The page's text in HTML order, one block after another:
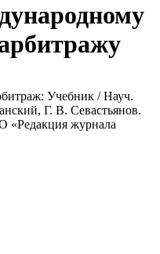
Учебник / Науч.
Г. В. Севастьянов.
«Редакция журнала